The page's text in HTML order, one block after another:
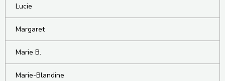
Lucie
Margaret
Marie B.
Marie-Blandine